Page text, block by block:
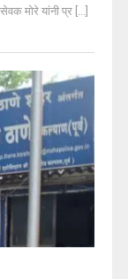
मोरे यांनी प्र [...]